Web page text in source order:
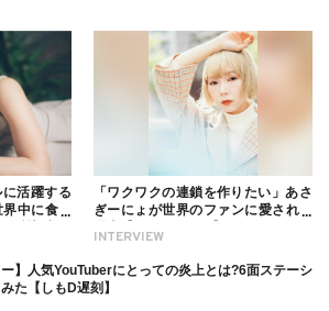
活躍する
中に食べ
INTERVIEW
「ワクワクの連鎖を作りたい」あさ
ぎーにょが世界のファンに愛される
ー】人気YouTuberにとっての炎上とは?6面ステーシ
た【しもD遅刻】